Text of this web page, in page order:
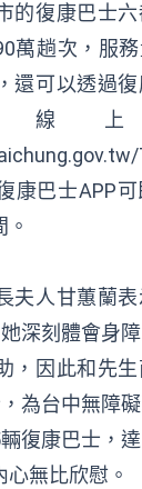
的復康巴士
萬趟次，服務
還可以透過
線
康巴士APP
夫人甘蕙蘭
深刻體會身
，因此和先
為台中無障
復康巴士，
無比欣慰。